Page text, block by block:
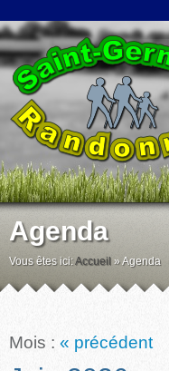
Agenda
Vous êtes ici:Accueil »Agenda
Mois : « précédent